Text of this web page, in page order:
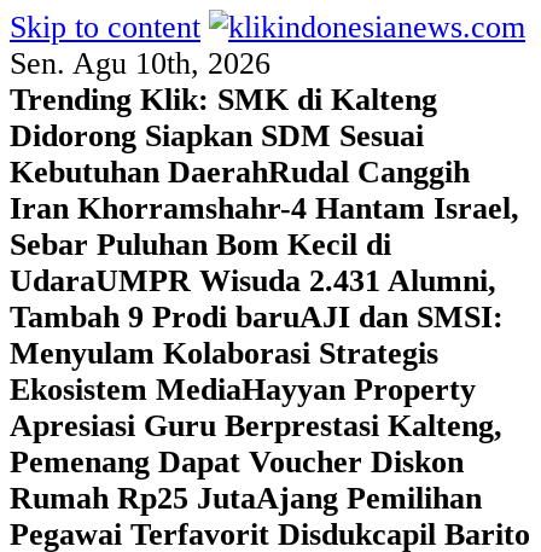
Skip to content
Sen. Agu 10th, 2026
Trending Klik: SMK di Kalteng
Didorong Siapkan SDM Sesuai
Kebutuhan DaerahRudal Canggih
Iran Khorramshahr-4 Hantam Israel,
Sebar Puluhan Bom Kecil di
UdaraUMPR Wisuda 2.431 Alumni,
Tambah 9 Prodi baruAJI dan SMSI:
Menyulam Kolaborasi Strategis
Ekosistem MediaHayyan Property
Apresiasi Guru Berprestasi Kalteng,
Pemenang Dapat Voucher Diskon
Rumah Rp25 JutaAjang Pemilihan
Pegawai Terfavorit Disdukcapil Barito